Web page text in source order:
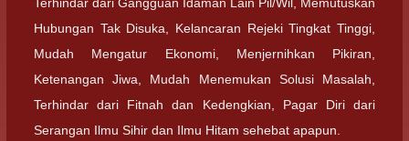
Hubungan Tak Disuka, Kelancaran Rejeki Tingkat Tinggi,
Mudah Mengatur Ekonomi, Menjernihkan Pikiran,
Ketenangan Jiwa, Mudah Menemukan Solusi Masalah,
Terhindar dari Fitnah dan Kedengkian, Pagar Diri dari
Serangan Ilmu Sihir dan Ilmu Hitam sehebat apapun.